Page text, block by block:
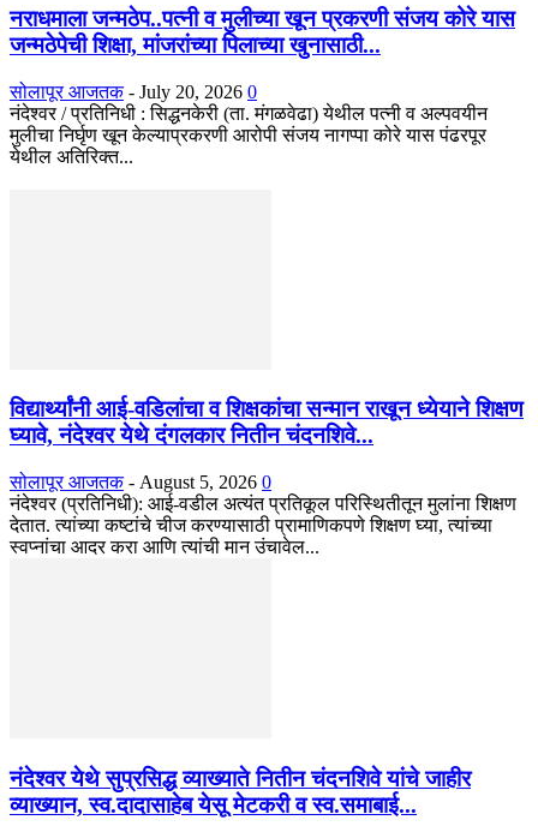
नराधमाला जन्मठेप..पत्नी व मुलीच्या खून प्रकरणी संजय कोरे यास
जन्मठेपेची शिक्षा, मांजरांच्या पिलाच्या खुनासाठी...
सोलापूर आजतक - July 20, 2026 0
नंदेश्वर / प्रतिनिधी : सिद्धनकेरी (ता. मंगळवेढा) येथील पत्नी व अल्पवयीन
मुलीचा निर्घृण खून केल्याप्रकरणी आरोपी संजय नागप्पा कोरे यास पंढरपूर
येथील अतिरिक्त...
विद्यार्थ्यांनी आई-वडिलांचा व शिक्षकांचा सन्मान राखून ध्येयाने शिक्षण
घ्यावे, नंदेश्वर येथे दंगलकार नितीन चंदनशिवे...
सोलापूर आजतक - August 5, 2026 0
नंदेश्वर (प्रतिनिधी): आई-वडील अत्यंत प्रतिकूल परिस्थितीतून मुलांना शिक्षण
देतात. त्यांच्या कष्टांचे चीज करण्यासाठी प्रामाणिकपणे शिक्षण घ्या, त्यांच्या
स्वप्नांचा आदर करा आणि त्यांची मान उंचावेल...
नंदेश्वर येथे सुप्रसिद्ध व्याख्याते नितीन चंदनशिवे यांचे जाहीर
व्याख्यान, स्व.दादासाहेब येसू मेटकरी व स्व.समाबाई...